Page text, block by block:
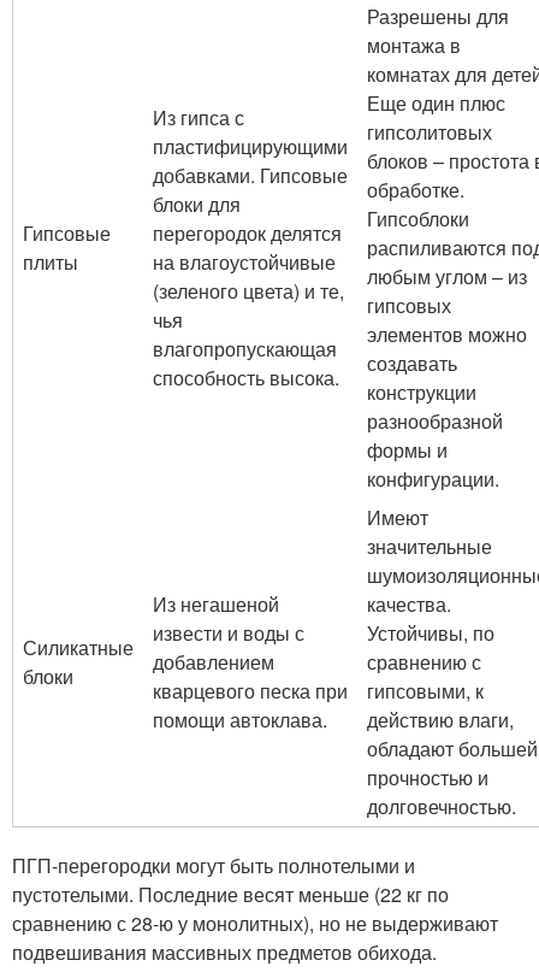
Гипсовые
плиты
Из гипса с
пластифицирующими
добавками. Гипсовые
блоки для
перегородок делятся
на влагоустойчивые
(зеленого цвета) и те,
чья
влагопропускающая
способность высока.
Разрешены для
монтажа в
комнатах для
Еще один плюс
гипсолитовых
блоков – простота
обработке.
Гипсоблоки
распиливаются
любым углом – из
гипсовых
элементов можно
создавать
конструкции
разнообразной
формы и
конфигурации.
Силикатные
блоки
Из негашеной
извести и воды с
добавлением
кварцевого песка при
помощи автоклава.
Имеют
значительные
качества.
Устойчивы, по
сравнению с
гипсовыми, к
действию влаги,
обладают большей
прочностью и
долговечностью.
ПГП-перегородки могут быть полнотелыми и
пустотелыми. Последние весят меньше (22 кг по
сравнению с 28-ю у монолитных), но не выдерживают
подвешивания массивных предметов обихода.